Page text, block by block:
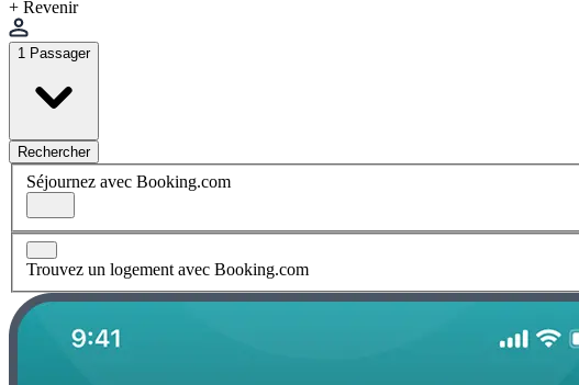
+ Revenir
1 Passager
Rechercher
Séjournez avec Booking.com
Trouvez un logement avec Booking.com